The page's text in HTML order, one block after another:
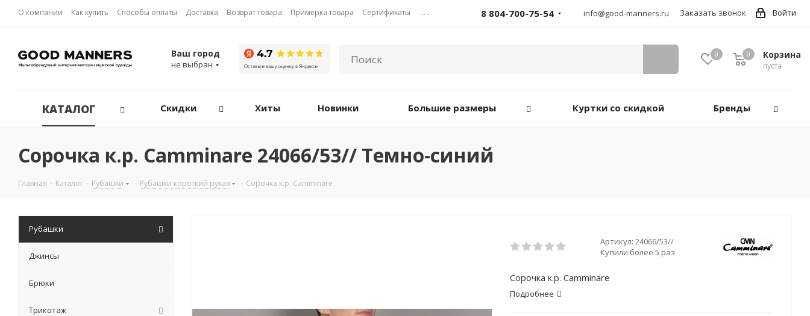
О компании Как купить Способы оплаты Доставка Возврат товара Примерка товара Сертификаты ... Войти
8 804-700-75-54 info@good-manners.ru Заказать звонок
Ваш город
не выбран
0 Корзина
пуста
0
КАТАЛОГ Скидки Хиты Новинки Большие размеры Куртки со скидкой Бренды
Сорочка к.р. Camminare 24066/53// Темно-синий
Главная - Каталог - Рубашки - Рубашки короткий рукав - Сорочка к.р. Camminare
Артикул: 24066/53//
Купили более 5 раз
Сорочка к.р. Camminare
Подробнее
Рубашки
Джинсы
Брюки
Трикотаж